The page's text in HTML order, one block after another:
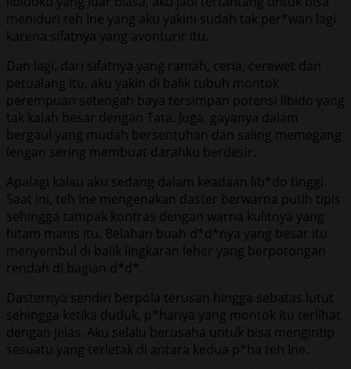
meniduri teh Ine yang aku yakini sudah tak per*wan lagi
karena sifatnya yang avonturir itu.
Dan lagi, dari sifatnya yang ramah, ceria, cerewet dan
petualang itu, aku yakin di balik tubuh montok
perempuan setengah baya tersimpan potensi libido yang
tak kalah besar dengan Tata. Juga, gayanya dalam
bergaul yang mudah bersentuhan dan saling memegang
lengan sering membuat darahku berdesir.
Apalagi kalau aku sedang dalam keadaan lib*do tinggi.
Saat ini, teh Ine mengenakan daster berwarna putih tipis
sehingga tampak kontras dengan warna kulitnya yang
hitam manis itu. Belahan buah d*d*nya yang besar itu
menyembul di balik lingkaran leher yang berpotongan
rendah di bagian d*d*.
Dasternya sendiri berpola terusan hingga sebatas lutut
sehingga ketika duduk, p*hanya yang montok itu terlihat
dengan jelas. Aku selalu berusaha untuk bisa mengintip
sesuatu yang terletak di antara kedua p*ha teh Ine.